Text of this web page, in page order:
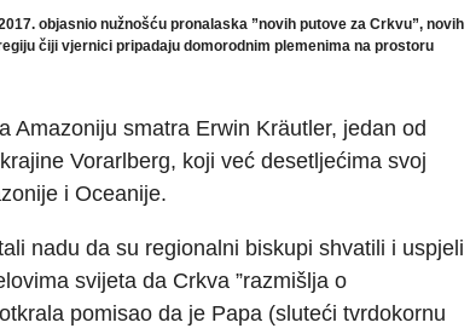
objasnio nužnošću pronalaska ”novih putove za Crkvu”, novih
čiji vjernici pripadaju domorodnim plemenima na prostoru
Amazoniju smatra Erwin Kräutler, jedan od
Vorarlberg, koji već desetljećima svoj
i Oceanije.
nadu da su regionalni biskupi shvatili i uspjeli
svijeta da Crkva ”razmišlja o
pomisao da je Papa (sluteći tvrdokornu